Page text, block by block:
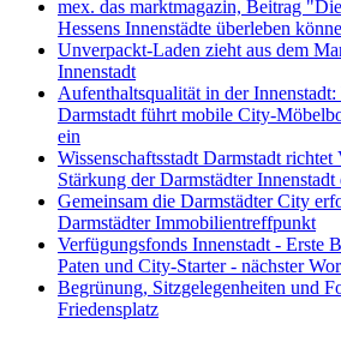
mex. das marktmagazin, Beitrag
Hessens Innenstädte überleben
Unverpackt-Laden zieht aus dem
Innenstadt
Aufenthaltsqualität in der Innenstadt:
Darmstadt führt mobile City-
ein
Wissenschaftsstadt Darmstadt
Stärkung der Darmstädter Innenstadt
Gemeinsam die Darmstädter City
Darmstädter Immobilientreffpunkt
Verfügungsfonds Innenstadt - Erste
Paten und City-Starter - nächster
Begrünung, Sitzgelegenheiten und
Friedensplatz